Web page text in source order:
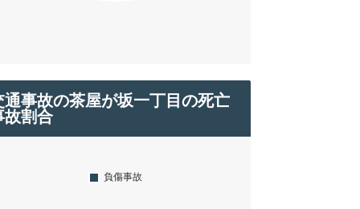
通事故の茶屋が坂一丁目の死亡
故割合